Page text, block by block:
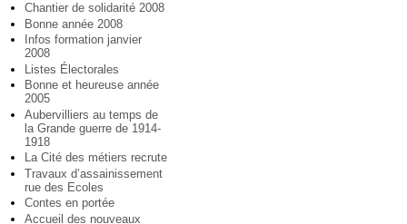
Chantier de solidarité 2008
Bonne année 2008
Infos formation janvier
2008
Listes Électorales
Bonne et heureuse année
2005
Aubervilliers au temps de
la Grande guerre de 1914-
1918
La Cité des métiers recrute
Travaux d’assainissement
rue des Ecoles
Contes en portée
Accueil des nouveaux